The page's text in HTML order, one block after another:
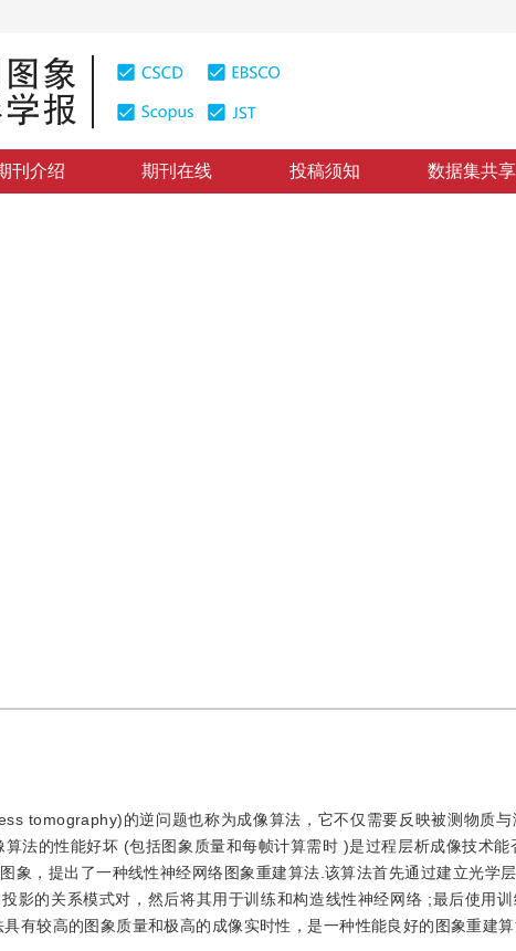
刊介绍 期刊在线 投稿须知 数据集共享
tomography)的逆问题也称为成像算法，它不仅需要反映被测物质
法的性能好坏 (包括图象质量和每帧计算需时 )是过程层析成像技术能
象，提出了一种线性神经网络图象重建算法.该算法首先通过建立光学
影的关系模式对，然后将其用于训练和构造线性神经网络 ;最后使用
有较高的图象质量和极高的成像实时性，是一种性能良好的图象重建